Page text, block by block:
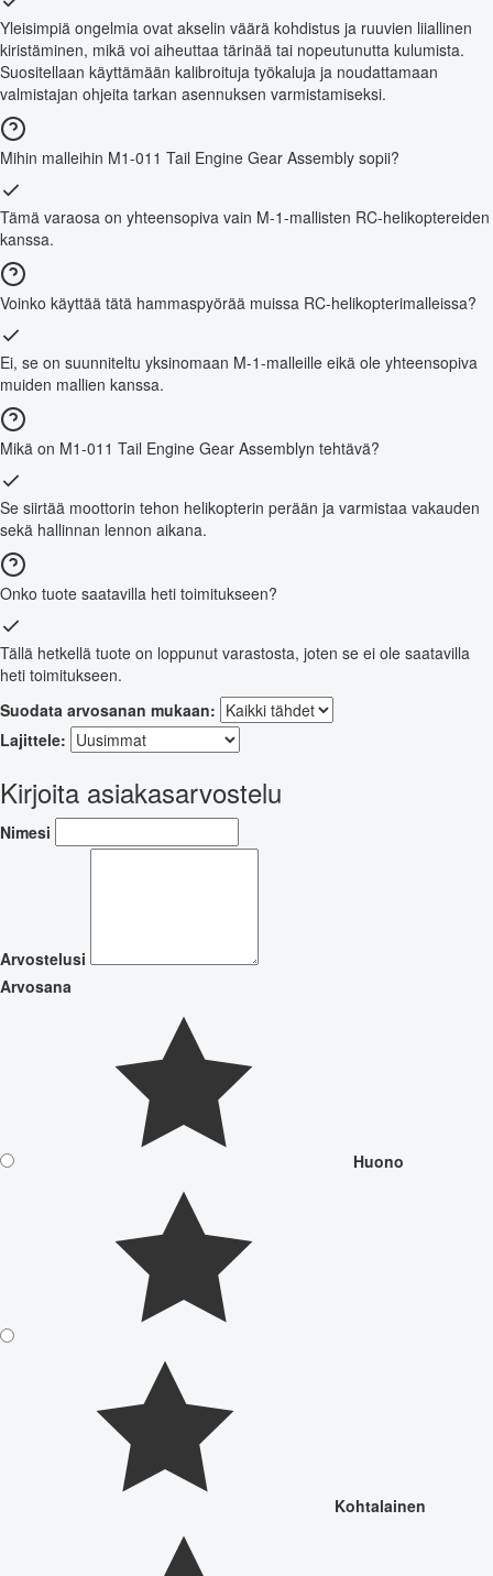
Yleisimpiä ongelmia ovat akselin väärä kohdistus ja ruuvien liiallinen
kiristäminen, mikä voi aiheuttaa tärinää tai nopeutunutta kulumista.
Suositellaan käyttämään kalibroituja työkaluja ja noudattamaan
valmistajan ohjeita tarkan asennuksen varmistamiseksi.
Mihin malleihin M1-011 Tail Engine Gear Assembly sopii?
Tämä varaosa on yhteensopiva vain M-1-mallisten RC-helikoptereiden
kanssa.
Voinko käyttää tätä hammaspyörää muissa RC-helikopterimalleissa?
Ei, se on suunniteltu yksinomaan M-1-malleille eikä ole yhteensopiva
muiden mallien kanssa.
Mikä on M1-011 Tail Engine Gear Assemblyn tehtävä?
Se siirtää moottorin tehon helikopterin perään ja varmistaa vakauden
sekä hallinnan lennon aikana.
Onko tuote saatavilla heti toimitukseen?
Tällä hetkellä tuote on loppunut varastosta, joten se ei ole saatavilla
heti toimitukseen.
Suodata arvosanan mukaan:
Lajittele:
Kirjoita asiakasarvostelu
Nimesi
Arvostelusi
Arvosana
Huono
Kohtalainen